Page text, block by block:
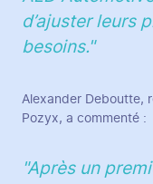
d’ajuster leurs
besoins."
Alexander Deboutte,
Pozyx, a commenté :
"Après un